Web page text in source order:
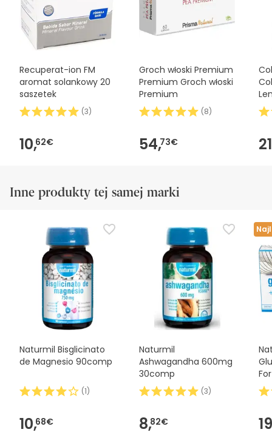
użyciem. W razie jakichkolwiek pytań dotyczących
bezpieczeństwa, prosimy o kontakt. Ponadto, jeśli chcesz,
możesz również zwrócić produkt, postępujączgodnie z
naszymi warunkami.
Recuperat-ion FM
aromat solankowy 20
saszetek
(3)
10,62€
Groch włoski Premium
Premium Groch włoski
Premium
(8)
54,73€
Inne produkty tej samej marki
Naturmil Bisglicinato
de Magnesio 90comp
(1)
10,68€
Naturmil
Ashwagandha 600mg
30comp
(3)
8,82€